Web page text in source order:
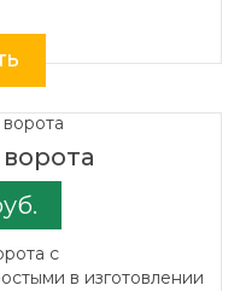
с
в изготовлении